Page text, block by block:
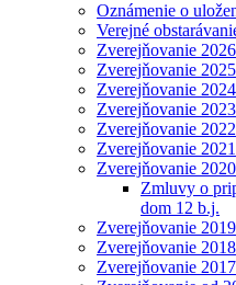
Oznámenie o
Verejné
Zverejňovanie 2026
Zverejňovanie 2025
Zverejňovanie 2024
Zverejňovanie 2023
Zverejňovanie 2022
Zverejňovanie 2021
Zverejňovanie 2020
Zmluvy o
dom 12 b.j.
Zverejňovanie 2019
Zverejňovanie 2018
Zverejňovanie 2017